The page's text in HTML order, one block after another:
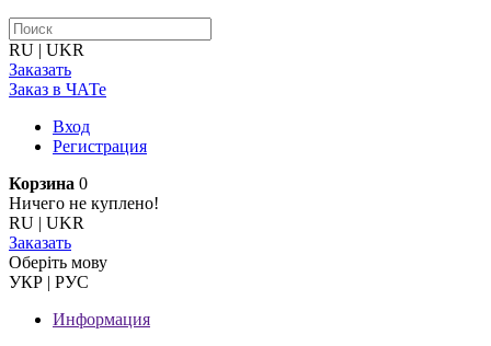
RU | UKR
Заказать
Заказ в ЧАТе
Вход
Регистрация
Корзина 0
Ничего не куплено!
RU | UKR
Заказать
Оберiть мову
УКР | РУС
Информация